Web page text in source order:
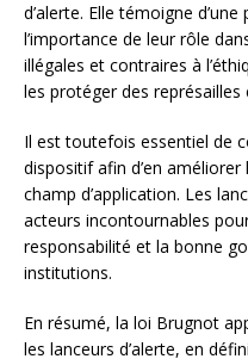
d’alerte. Elle témoigne
l’importance de leur rôle
illégales et contraires à
les protéger des
Il est toutefois essentiel de
dispositif afin d’en
champ d’application. Les
acteurs incontournables
responsabilité et la bonne
institutions.
En résumé, la loi Brugnot
les lanceurs d’alerte, en